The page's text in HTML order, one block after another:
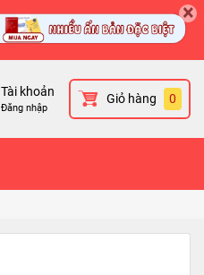
×
Tài khoản
Đăng nhập
Giỏ hàng 0